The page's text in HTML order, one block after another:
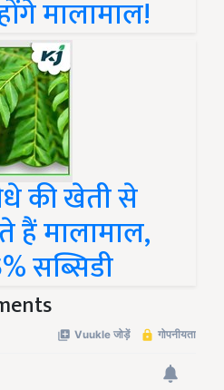
मालामाल!
की खेती से
हैं मालामाल,
सब्सिडी